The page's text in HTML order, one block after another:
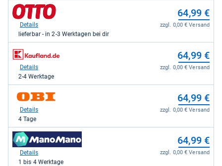
64,99
kaufen.
zum
Shop:
Otto.de
kaufen.
64,99 €
zzgl. 0,00 € Versand
Details
lieferbar - in 2-3 Werktagen bei dir
zum
Shop:
Kaufland.de
kaufen.
64,99 €
zzgl. 0,00 € Versand
Details
2-4 Werktage
zum
Shop:
OBI
64,99
kaufen.
64,99 €
zzgl. 0,00 € Versand
Details
4 Tage
zum
Shop:
Manomano
64,99 €
zzgl. 0,00 € Versand
Details
1 bis 4 Werktage